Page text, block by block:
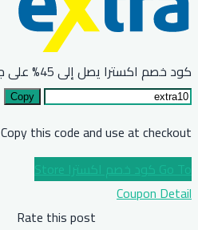
كود خصم اكسترا يصل إلى 45% على جميع الأجهزة الإلكترونية
Copy
Copy this code and use at checkout
Go To كود خصم اكسترا Store
Coupon Detail
Rate this post